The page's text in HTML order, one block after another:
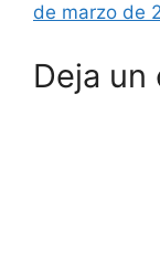
de marzo de
Deja un